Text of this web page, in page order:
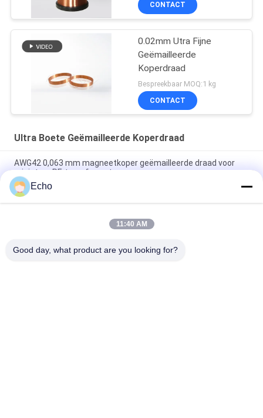
CONTACT
0.02mm Utra Fijne
Geëmailleerde
Koperdraad
Bespreekbaar MOQ:1 kg
CONTACT
Ultra Boete Geëmailleerde Koperdraad
AWG42 0,063 mm magneetkoper geëmailleerde draad voor
miniatuur RF-transformatoren
Polyurethaan 0,06 mm 155°C/180°C geëmailleerde ronde
koperdraad voor zeer zuiver koper geïsoleerde vaste stof
0,032 mm geëmailleerde koperen magneetdraad voor zeer
Echo
11:40 AM
Good day, what product are you looking for?